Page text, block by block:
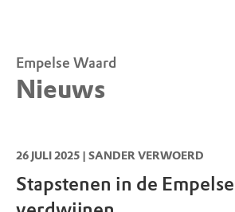
Empelse Waard
Nieuws
26 JULI 2025 | SANDER VERWOERD
Stapstenen in de